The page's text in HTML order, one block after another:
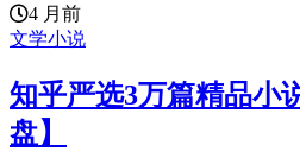
4 月前
文学小说
知乎严选3万篇精品小
盘】